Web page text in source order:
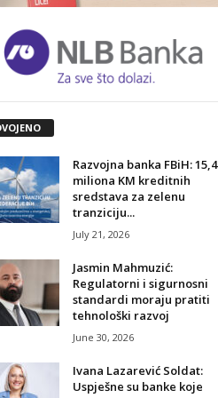
Razvojna banka FBiH: 15,4
miliona KM kreditnih
sredstava za zelenu
tranziciju...
July 21, 2026
Jasmin Mahmuzić:
Regulatorni i sigurnosni
standardi moraju pratiti
tehnološki razvoj
June 30, 2026
Ivana Lazarević Soldat:
Uspješne su banke koje